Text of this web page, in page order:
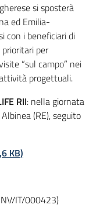
si sposterà
ed Emilia-
con i beneficiari di
per
“sul campo” nei
progettuali.
RII: nella giornata
(RE), seguito
KB)
IT/000423)